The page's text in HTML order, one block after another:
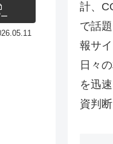
計、
で話
報サイ
日々
を迅
資判